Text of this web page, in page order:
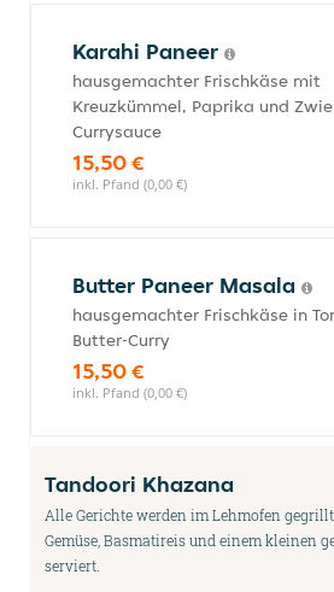
Karahi Paneer
hausgemachter Frischkäse mit
Kreuzkümmel, Paprika und
Currysauce
15,50 €
inkl. Pfand (0,00 €)
Butter Paneer Masala
hausgemachter Frischkäse in
Butter-Curry
15,50 €
inkl. Pfand (0,00 €)
Tandoori Khazana
Alle Gerichte werden im Lehmofen
Gemüse, Basmatireis und einem kleinen
serviert.